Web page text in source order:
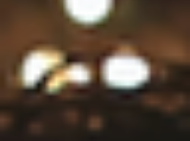
ファンショナブルなスタイルを取り入れた
ィジュアルデザインを推進しています。 ​ 今
回、酔鯨酒造様のブランディングにおける
たなヴィジュアル表現として、ファッショ
業界のモデルを起用し、また日本酒需要の
世代のペルソナターゲット層を取り込むた
に、高級ランジェリーブランド
「RAVIJ0UR」ともコラボのディレクション